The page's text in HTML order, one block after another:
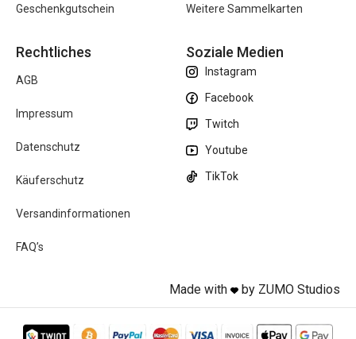
Geschenkgutschein Weitere Sammelkarten
Rechtliches
AGB
Impressum
Datenschutz
Käuferschutz
Versandinformationen
FAQ’s
Soziale Medien
Instagram
Facebook
Twitch
Youtube
TikTok
Made with by ZUMO Studios